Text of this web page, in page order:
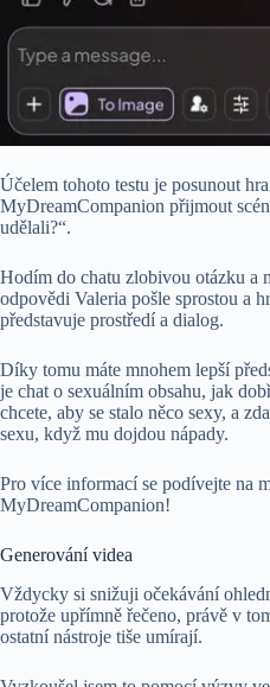
Účelem tohoto testu je posunout
MyDreamCompanion přijmout
udělali?“.
Hodím do chatu zlobivou otázku a
odpovědi Valeria pošle sprostou a
představuje prostředí a dialog.
Díky tomu máte mnohem lepší
je chat o sexuálním obsahu, jak
chcete, aby se stalo něco sexy, a
sexu, když mu dojdou nápady.
Pro více informací se podívejte na
MyDreamCompanion!
Generování videa
Vždycky si snižuji očekávání
protože upřímně řečeno, právě v
ostatní nástroje tiše umírají.